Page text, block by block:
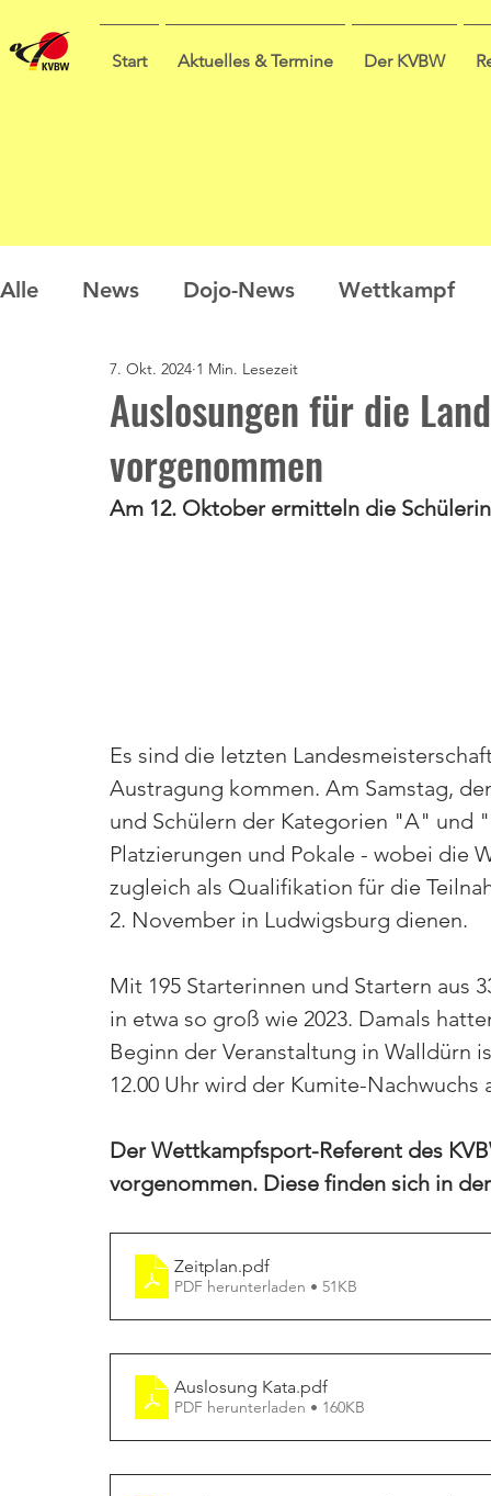
Start Aktuelles & Termine Der KVBW
Alle News Dojo-News Wettkampf
Nachwuchs Prüfungen
Sommercamp Umfrage
Auslosungen für die
vorgenommen
7. Okt. 2024 1 Min. Lesezeit
Am 12. Oktober ermitteln die
Es sind die letzten
Austragung kommen. Am Samstag,
und Schülern der Kategorien "A" und
Platzierungen und Pokale - wobei die
zugleich als Qualifikation für die
2. November in Ludwigsburg dienen.
Mit 195 Starterinnen und Startern aus
in etwa so groß wie 2023. Damals
Beginn der Veranstaltung in Walldürn
12.00 Uhr wird der Kumite-
Der Wettkampfsport-Referent des
vorgenommen. Diese finden sich in
Zeitplan.pdf
PDF herunterladen • 51KB
Auslosung Kata.pdf
PDF herunterladen • 160KB